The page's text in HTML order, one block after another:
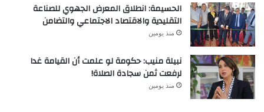
الحسيمة: انطلاق المعرض الجهوي للصناعة
التقليدية والاقتصاد الاجتماعي والتضامن
منذ يومين
نبيلة منيب: حكومة لو علمت أن القيامة غدا
لرفعت ثمن سجادة الصلاة!
منذ يومين